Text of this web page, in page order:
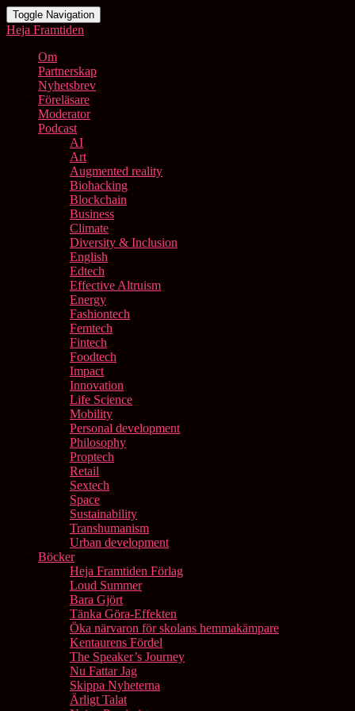
Toggle Navigation
Heja Framtiden
Om
Partnerskap
Nyhetsbrev
Föreläsare
Moderator
Podcast
AI
Art
Augmented reality
Biohacking
Blockchain
Business
Climate
Diversity & Inclusion
English
Edtech
Effective Altruism
Energy
Fashiontech
Femtech
Fintech
Foodtech
Impact
Innovation
Life Science
Mobility
Personal development
Philosophy
Proptech
Retail
Sextech
Space
Sustainability
Transhumanism
Urban development
Böcker
Heja Framtiden Förlag
Loud Summer
Bara Gjört
Tänka Göra-Effekten
Öka närvaron för skolans hemmakämpare
Kentaurens Fördel
The Speaker’s Journey
Nu Fattar Jag
Skippa Nyheterna
Ärligt Talat